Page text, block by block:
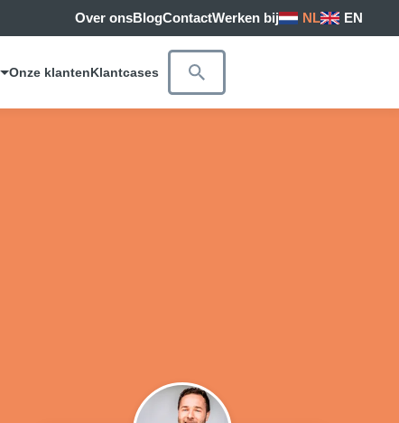
Over onsBlogContactWerken bij NL EN
Onze klantenKlantcases